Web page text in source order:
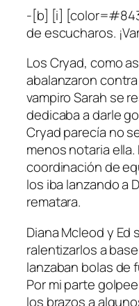
-[b] [i]
de escucharos.
Los Cryad, como
abalanzaron
vampiro Sarah se
dedicaba a darle
Cryad parecía no
menos notaria
coordinación de
los iba lanzando a
rematara.
Diana Mcleod y Ed
ralentizarlos a
lanzaban bolas de
Por mi parte
los brazos a